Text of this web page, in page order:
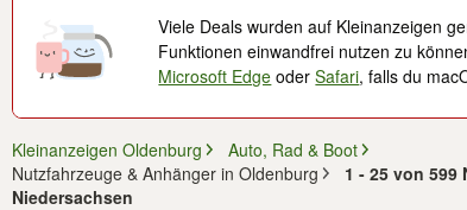
Viele Deals wurden auf Kleinanzeigen
Funktionen einwandfrei nutzen zu
Microsoft Edge oderSafari, falls du
Kleinanzeigen Oldenburg
Auto, Rad & Boot
Nutzfahrzeuge & Anhänger in Oldenburg
1 - 25 von
Niedersachsen